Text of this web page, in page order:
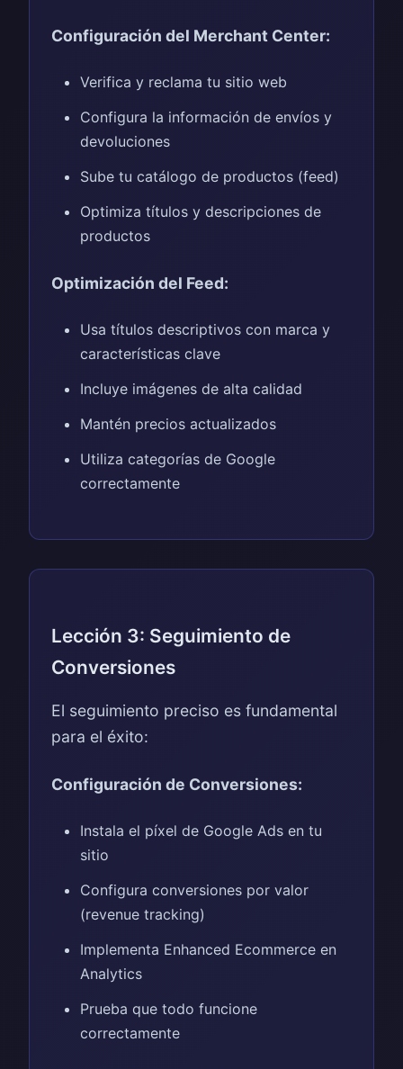
Configuración del Merchant Center:
Verifica y reclama tu sitio web
Configura la información de envíos y
devoluciones
Sube tu catálogo de productos (feed)
Optimiza títulos y descripciones de
productos
Optimización del Feed:
Usa títulos descriptivos con marca y
características clave
Incluye imágenes de alta calidad
Mantén precios actualizados
Utiliza categorías de Google
correctamente
Lección 3: Seguimiento de
Conversiones
El seguimiento preciso es fundamental
para el éxito:
Configuración de Conversiones:
Instala el píxel de Google Ads en tu
sitio
Configura conversiones por valor
(revenue tracking)
Implementa Enhanced Ecommerce en
Analytics
Prueba que todo funcione
correctamente